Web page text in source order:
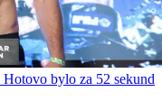
bylo za 52 sekund